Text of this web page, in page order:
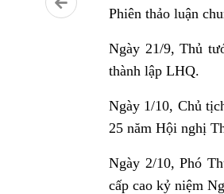
Phiên thảo luận
Ngày 21/9, Thủ
thành lập LHQ.
Ngày 1/10, Chủ
25 năm Hội nghị
Ngày 2/10, Phó
cấp cao kỷ niệm